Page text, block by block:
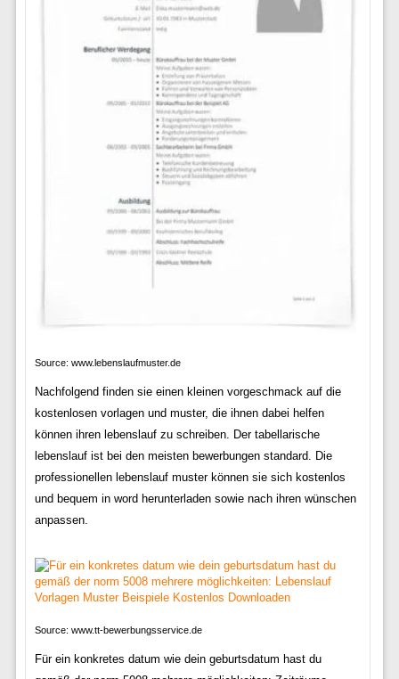
Source: www.lebenslaufmuster.de
Nachfolgend finden sie einen kleinen vorgeschmack auf die
kostenlosen vorlagen und muster, die ihnen dabei helfen
können ihren lebenslauf zu schreiben. Der tabellarische
lebenslauf ist bei den meisten bewerbungen standard. Die
professionellen lebenslauf muster können sie sich kostenlos
und bequem in word herunterladen sowie nach ihren wünschen
anpassen.
Source: www.tt-bewerbungsservice.de
Für ein konkretes datum wie dein geburtsdatum hast du